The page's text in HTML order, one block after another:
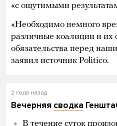
«с ощутимыми
«Необходимо немного
различные коалиции и их
обязательства перед
заявил источник Politico.
2 года назад
Вечерняя сводка
В течение суток